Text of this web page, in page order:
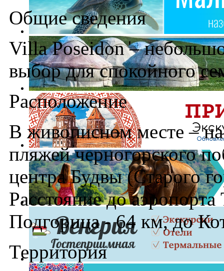
Общие сведения
Villa Poseidon –
выбор для спокойного
Расположение
В живописном месте –
пляжей черногорского
центра Будвы (Старого
Расстояние до
Подгорица - 64 км, до
Территория